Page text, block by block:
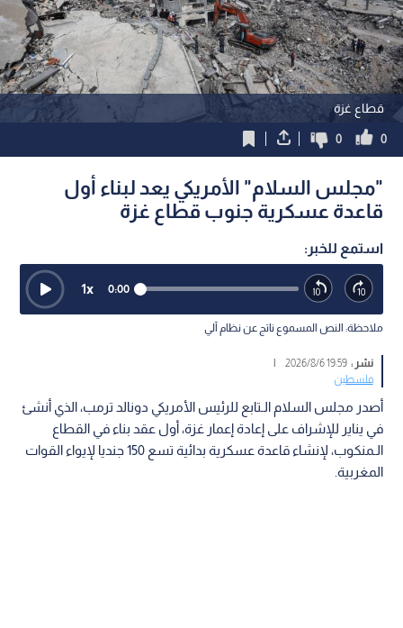
قطاع غزة
0
0
"مجلس السلام" الأمريكي يعد لبناء أول
قاعدة عسكرية جنوب قطاع غزة
استمع للخبر:
0:00
1x
ملاحظة: النص المسموع ناتج عن نظام آلي
نشر :19:59 2026/8/6
|
فلسطين
أصدر مجلس السلام الـتابع للرئيس الأمريكي دونالد ترمب، الذي أنشئ
في يناير للإشراف على إعادة إعمار غزة، أول عقد بناء في القطاع
الـمنكوب، لإنشاء قاعدة عسكرية بدائية تسع 150 جنديا لإيواء القوات
المغربية.